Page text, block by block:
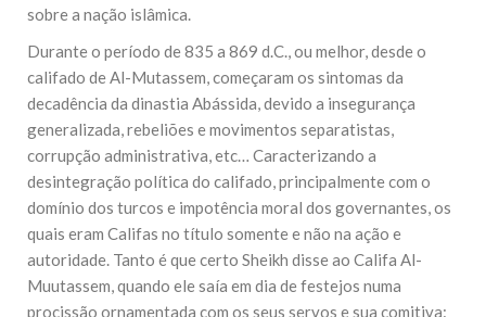
sobre a nação islâmica.
Durante o período de 835 a 869 d.C., ou melhor, desde o
califado de Al-Mutassem, começaram os sintomas da
decadência da dinastia Abássida, devido a insegurança
generalizada, rebeliões e movimentos separatistas,
corrupção administrativa, etc… Caracterizando a
desintegração política do califado, principalmente com o
domínio dos turcos e impotência moral dos governantes, os
quais eram Califas no título somente e não na ação e
autoridade. Tanto é que certo Sheikh disse ao Califa Al-
Muutassem, quando ele saía em dia de festejos numa
procissão ornamentada com os seus servos e sua comitiva: